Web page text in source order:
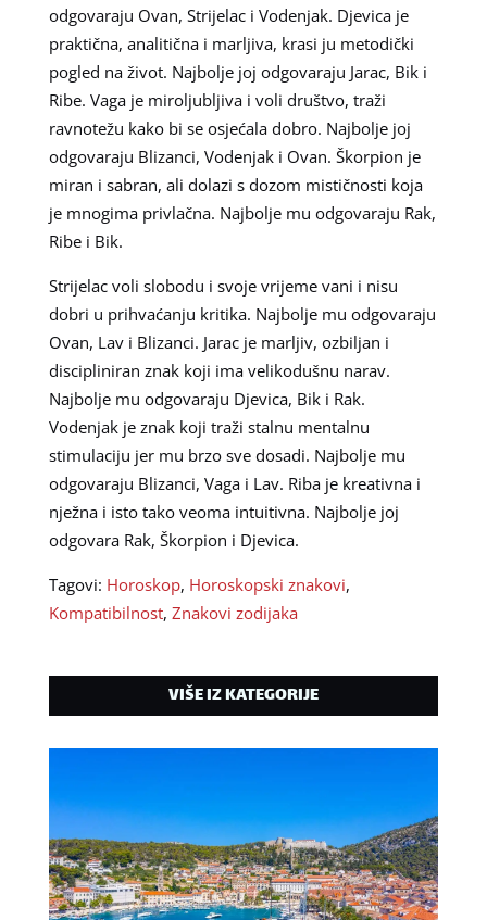
odgovaraju Ovan, Strijelac i Vodenjak. Djevica je
praktična, analitična i marljiva, krasi ju metodički
pogled na život. Najbolje joj odgovaraju Jarac, Bik i
Ribe. Vaga je miroljubljiva i voli društvo, traži
ravnotežu kako bi se osjećala dobro. Najbolje joj
odgovaraju Blizanci, Vodenjak i Ovan. Škorpion je
miran i sabran, ali dolazi s dozom mističnosti koja
je mnogima privlačna. Najbolje mu odgovaraju Rak,
Ribe i Bik.
Strijelac voli slobodu i svoje vrijeme vani i nisu
dobri u prihvaćanju kritika. Najbolje mu odgovaraju
Ovan, Lav i Blizanci. Jarac je marljiv, ozbiljan i
discipliniran znak koji ima velikodušnu narav.
Najbolje mu odgovaraju Djevica, Bik i Rak.
Vodenjak je znak koji traži stalnu mentalnu
stimulaciju jer mu brzo sve dosadi. Najbolje mu
odgovaraju Blizanci, Vaga i Lav. Riba je kreativna i
nježna i isto tako veoma intuitivna. Najbolje joj
odgovara Rak, Škorpion i Djevica.
Tagovi: Horoskop, Horoskopski znakovi,
Kompatibilnost, Znakovi zodijaka
VIŠE IZ KATEGORIJE